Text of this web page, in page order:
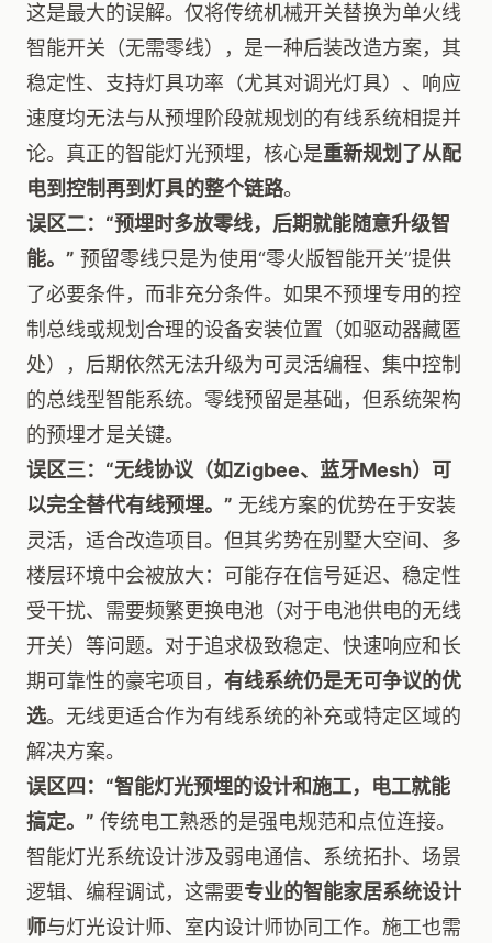
这是最大的误解。仅将传统机械开关替换为单火线
智能开关（无需零线），是一种后装改造方案，其
稳定性、支持灯具功率（尤其对调光灯具）、响应
速度均无法与从预埋阶段就规划的有线系统相提并
论。真正的智能灯光预埋，核心是重新规划了从配
电到控制再到灯具的整个链路。
误区二：“预埋时多放零线，后期就能随意升级智
能。” 预留零线只是为使用“零火版智能开关”提供
了必要条件，而非充分条件。如果不预埋专用的控
制总线或规划合理的设备安装位置（如驱动器藏匿
处），后期依然无法升级为可灵活编程、集中控制
的总线型智能系统。零线预留是基础，但系统架构
的预埋才是关键。
误区三：“无线协议（如Zigbee、蓝牙Mesh）可
以完全替代有线预埋。” 无线方案的优势在于安装
灵活，适合改造项目。但其劣势在别墅大空间、多
楼层环境中会被放大：可能存在信号延迟、稳定性
受干扰、需要频繁更换电池（对于电池供电的无线
开关）等问题。对于追求极致稳定、快速响应和长
期可靠性的豪宅项目， 有线系统仍是无可争议的优
选。无线更适合作为有线系统的补充或特定区域的
解决方案。
误区四：“智能灯光预埋的设计和施工，电工就能
搞定。” 传统电工熟悉的是强电规范和点位连接。
智能灯光系统设计涉及弱电通信、系统拓扑、场景
逻辑、编程调试，这需要专业的智能家居系统设计
师与灯光设计师、室内设计师协同工作。施工也需